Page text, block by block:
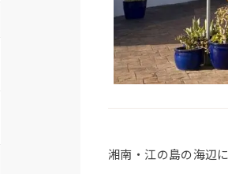
湘南・江の島の海辺